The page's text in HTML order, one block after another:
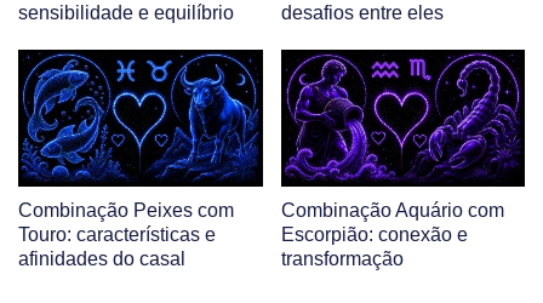
sensibilidade e equilíbrio
desafios entre eles
Combinação Peixes com
Touro: características e
afinidades do casal
Combinação Aquário com
Escorpião: conexão e
transformação